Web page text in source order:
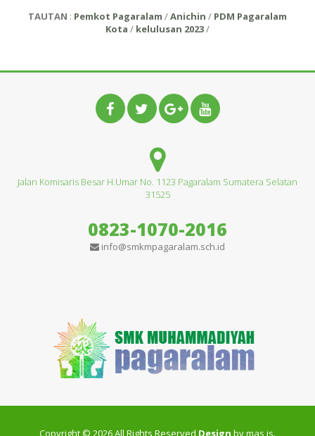
TAUTAN : Pemkot Pagaralam /Anichin / PDM Pagaralam
Kota / kelulusan 2023/
Jalan Komisaris Besar H.Umar No. 1123 Pagaralam Sumatera Selatan
31525
0823-1070-2016
info@smkmpagaralam.sch.id
Copyright © 2026 All Rights Reserved Design by mas is.